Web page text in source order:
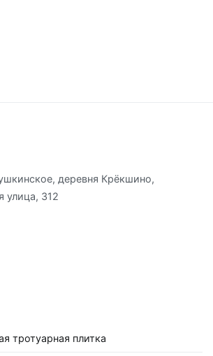
деревня Крёкшино,
улица, 312
тротуарная плитка